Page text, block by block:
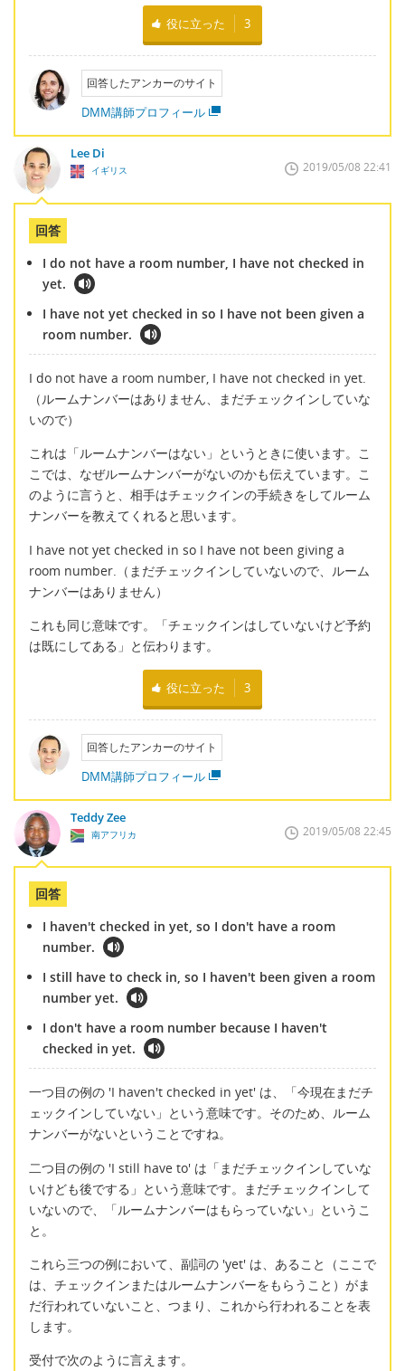
役に立った 3
回答したアンカーのサイト
DMM講師プロフィール
Lee Di
イギリス 2019/05/08 22:41
回答
I do not have a room number, I have not checked in
yet.
I have not yet checked in so I have not been given a
room number.
I do not have a room number, I have not checked in yet.
（ルームナンバーはありません、まだチェックインしていな
いので）
これは「ルームナンバーはない」というときに使います。こ
こでは、なぜルームナンバーがないのかも伝えています。こ
のように言うと、相手はチェックインの手続きをしてルーム
ナンバーを教えてくれると思います。
I have not yet checked in so I have not been giving a
room number.（まだチェックインしていないので、ルーム
ナンバーはありません）
これも同じ意味です。「チェックインはしていないけど予約
は既にしてある」と伝わります。
役に立った 3
回答したアンカーのサイト
DMM講師プロフィール
Teddy Zee
南アフリカ 2019/05/08 22:45
回答
I haven't checked in yet, so I don't have a room
number.
I still have to check in, so I haven't been given a room
number yet.
I don't have a room number because I haven't
checked in yet.
一つ目の例の 'I haven't checked in yet' は、「今現在まだチ
ェックインしていない」という意味です。そのため、ルーム
ナンバーがないということですね。
二つ目の例の 'I still have to' は「まだチェックインしていな
いけども後でする」という意味です。まだチェックインして
いないので、「ルームナンバーはもらっていない」というこ
と。
これら三つの例において、副詞の 'yet' は、あること（ここで
は、チェックインまたはルームナンバーをもらうこと）がま
だ行われていないこと、つまり、これから行われることを表
します。
受付で次のように言えます。